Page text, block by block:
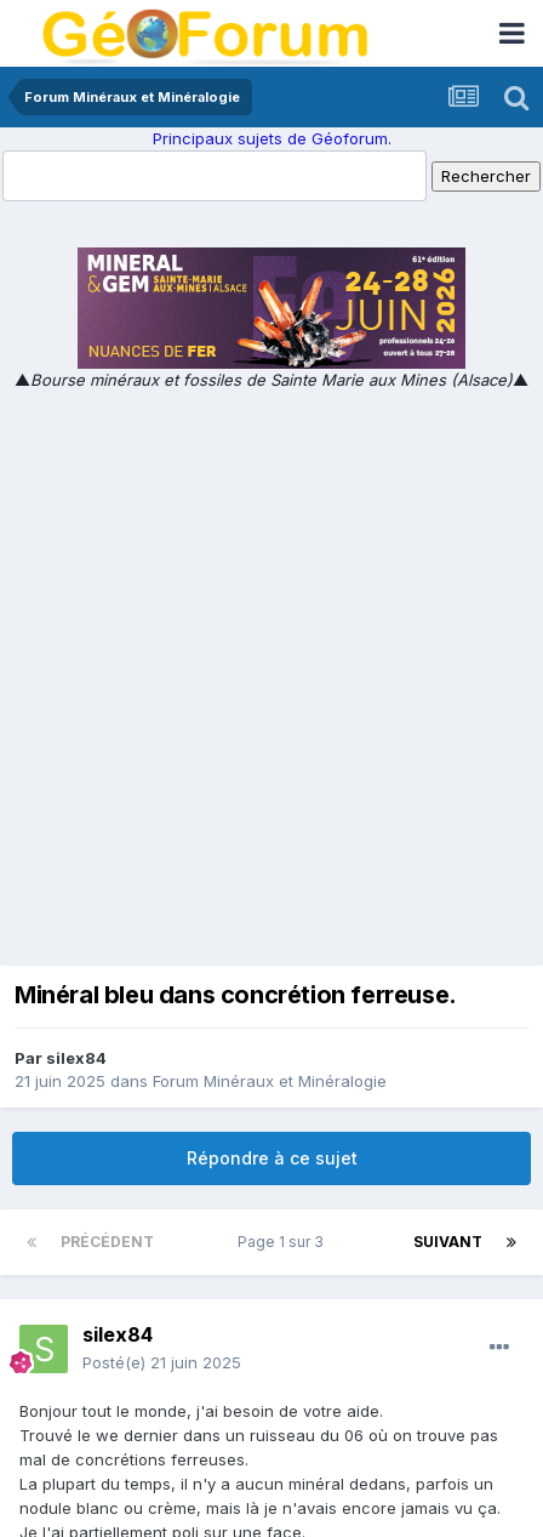
Forum Minéraux et Minéralogie
Principaux sujets de Géoforum.
▲Bourse minéraux et fossiles de Sainte Marie aux Mines (Alsace)▲
Minéral bleu dans concrétion ferreuse.
Par silex84
21 juin 2025 dans Forum Minéraux et Minéralogie
Répondre à ce sujet
PRÉCÉDENT SUIVANT
Page 1 sur 3
silex84
Posté(e) 21 juin 2025
Bonjour tout le monde, j'ai besoin de votre aide.
Trouvé le we dernier dans un ruisseau du 06 où on trouve pas
mal de concrétions ferreuses.
La plupart du temps, il n'y a aucun minéral dedans, parfois un
nodule blanc ou crème, mais là je n'avais encore jamais vu ça.
Je l'ai partiellement poli sur une face.